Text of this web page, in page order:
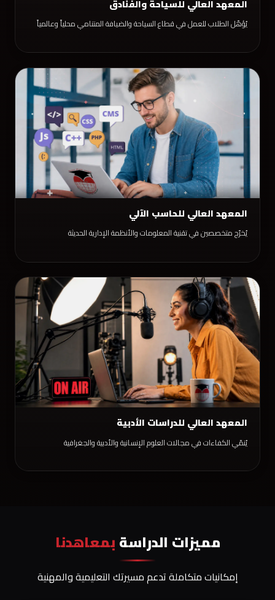
المعهد العالي للسياحة والفنادق
يُؤهّل الطلاب للعمل في قطاع السياحة والضيافة المتنامي محلياً وعالمياً
المعهد العالي للحاسب الآلي
يُخرّج متخصصين في تقنية المعلومات والأنظمة الإدارية الحديثة
المعهد العالي للدراسات الأدبية
يُنمّي الكفاءات في مجالات العلوم الإنسانية والأدبية والجغرافية
مميزات الدراسة بمعاهدنا
إمكانيات متكاملة تدعم مسيرتك التعليمية والمهنية